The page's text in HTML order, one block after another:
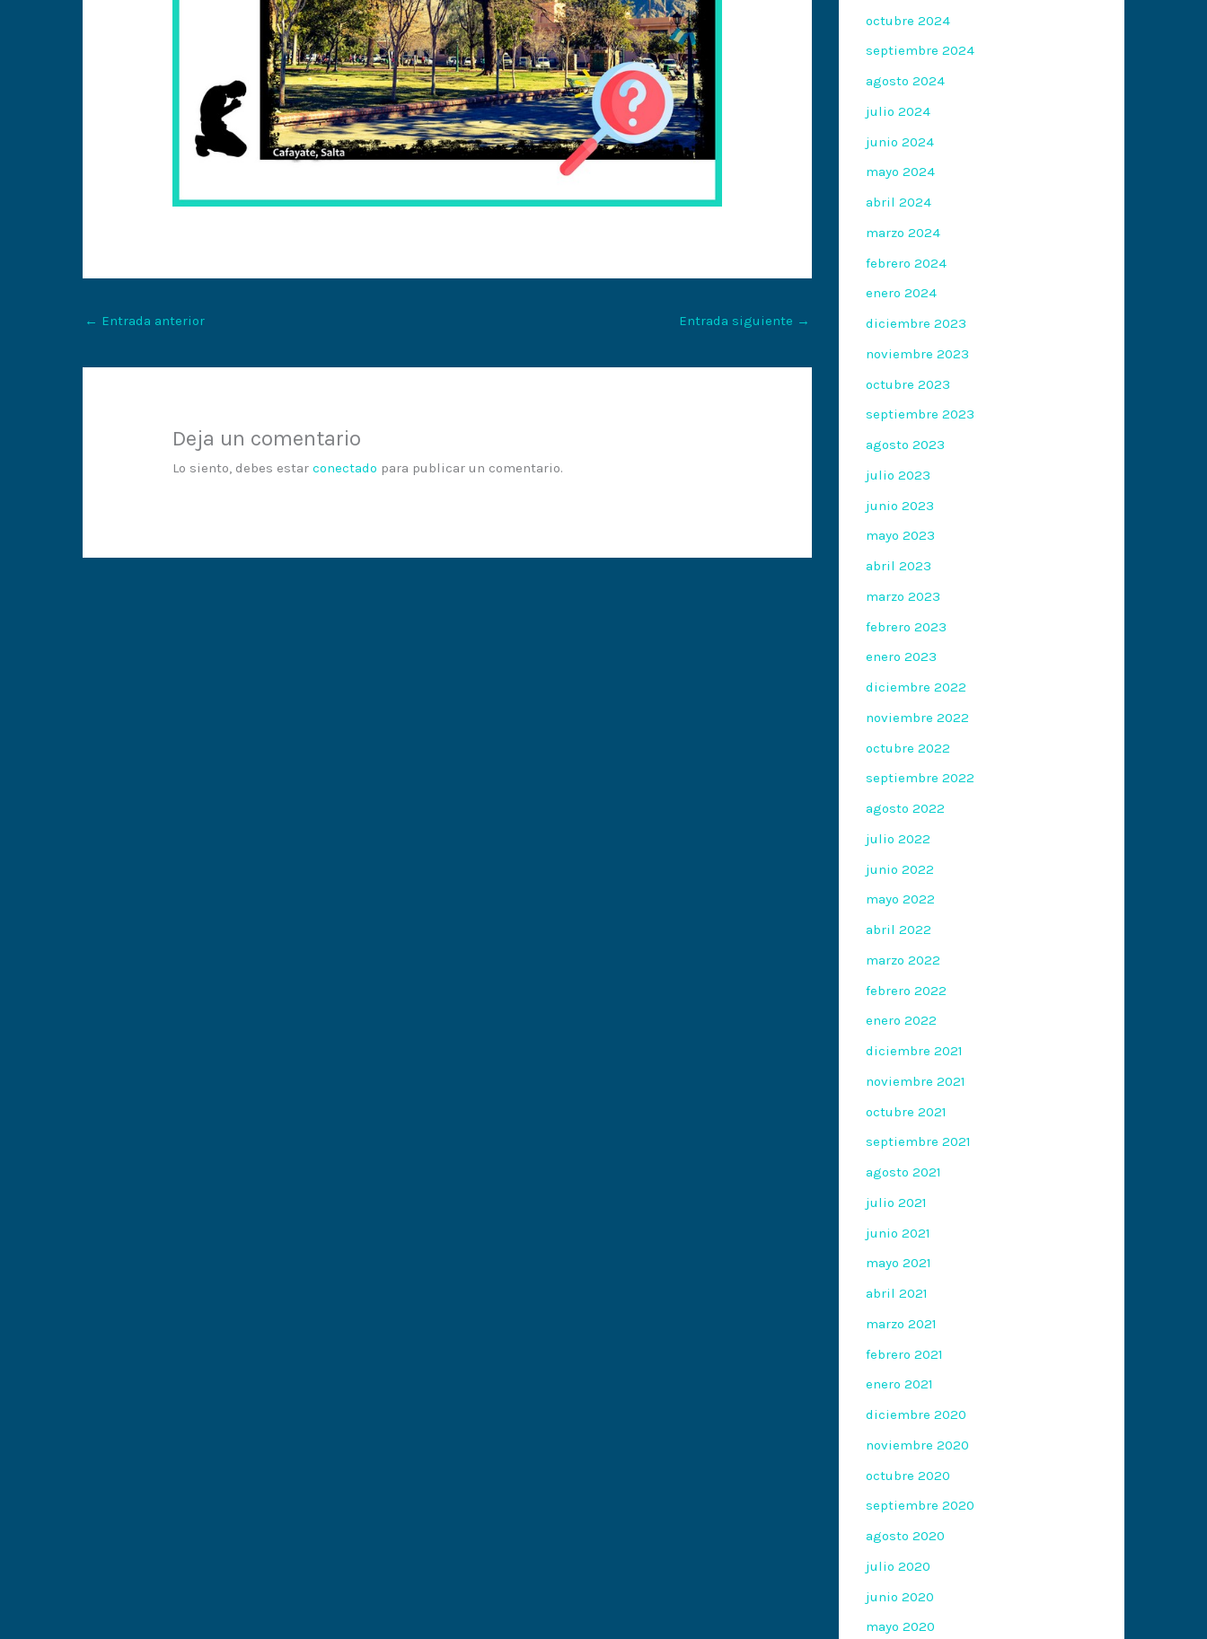
← Entrada anterior Entrada siguiente →
Deja un comentario
Lo siento, debes estarconectado para publicar un comentario.
octubre 2024
septiembre 2024
agosto 2024
julio 2024
junio 2024
mayo 2024
abril 2024
marzo 2024
febrero 2024
enero 2024
diciembre 2023
noviembre 2023
octubre 2023
septiembre 2023
agosto 2023
julio 2023
junio 2023
mayo 2023
abril 2023
marzo 2023
febrero 2023
enero 2023
diciembre 2022
noviembre 2022
octubre 2022
septiembre 2022
agosto 2022
julio 2022
junio 2022
mayo 2022
abril 2022
marzo 2022
febrero 2022
enero 2022
diciembre 2021
noviembre 2021
octubre 2021
septiembre 2021
agosto 2021
julio 2021
junio 2021
mayo 2021
abril 2021
marzo 2021
febrero 2021
enero 2021
diciembre 2020
noviembre 2020
octubre 2020
septiembre 2020
agosto 2020
julio 2020
junio 2020
mayo 2020